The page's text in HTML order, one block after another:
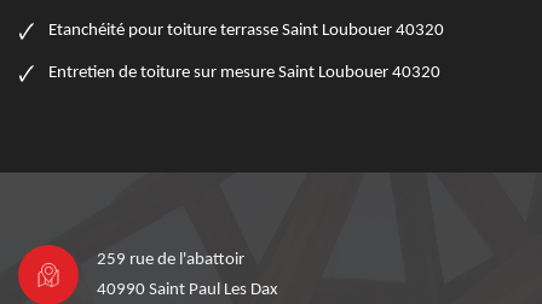
Etanchéité pour toiture terrasse Saint Loubouer 40320
Entretien de toiture sur mesure Saint Loubouer 40320
259 rue de l'abattoir
40990 Saint Paul Les Dax